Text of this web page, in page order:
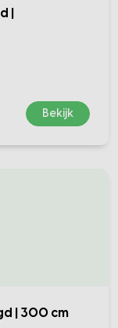
|
Bekijk
| 300 cm